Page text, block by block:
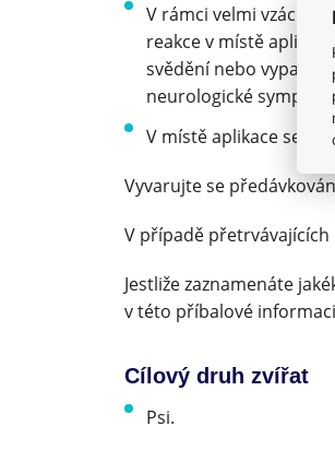
V rámci velmi
reakce v místě
svědění nebo
neurologické
V místě aplikace se
Vyvarujte se
V případě
Jestliže zaznamenáte
v této příbalové
Cílový druh zvířat
Psi.